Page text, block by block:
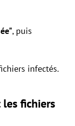
, puis
infectés.
fichiers